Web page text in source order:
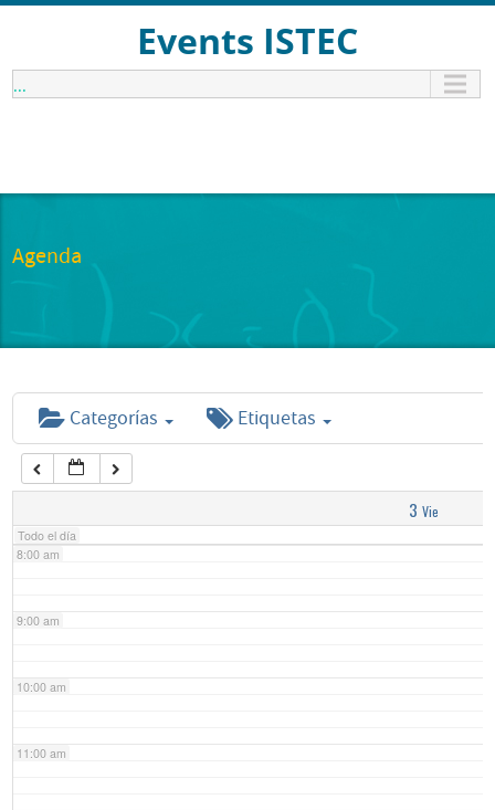
Events ISTEC
...
Agenda
Categorías Etiquetas
3 Vie
Todo el día
1:00 am
6:00 am
7:00 am
8:00 am
9:00 am
10:00 am
11:00 am